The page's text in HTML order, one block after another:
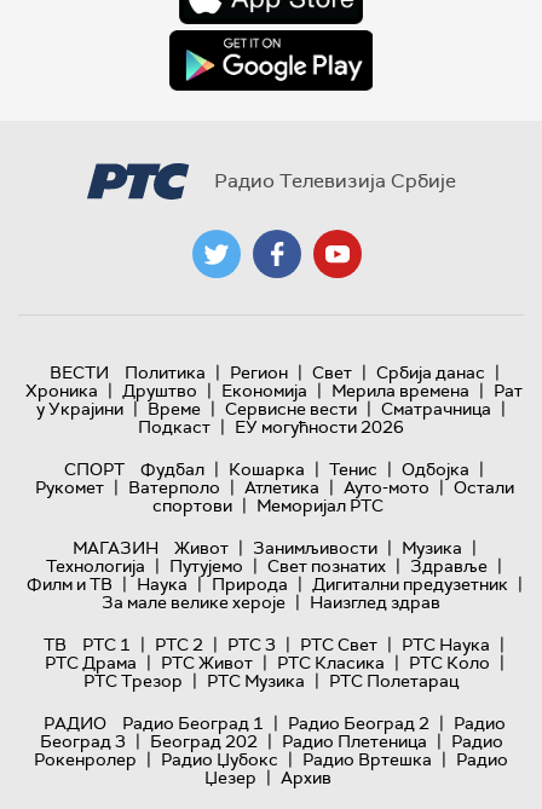
Радио Телевизија Србије
ВЕСТИ Политика | Регион | Свет | Србија данас |
Хроника | Друштво | Економија | Мерила времена | Рат
у Украјини | Време | Сервисне вести | Сматрачница |
Подкаст | ЕУ могућности 2026
СПОРТ
Фудбал | Кошарка | Тенис | Одбојка |
Рукомет | Ватерполо | Атлетика | Ауто-мото | Остали
спортови | Меморијал РТС
МАГАЗИН
Живот | Занимљивости | Музика |
Технологијa | Путујемо | Свет познатих | Здравље |
Филм и ТВ | Наука | Природа | Дигитални предузетник |
За мале велике хероје | Наизглед здрав
ТВ
РТС 1 | РТС 2 | РТС 3 | РТС Свет | РТС Наука |
РТС Драма | РТС Живот | РТС Класика | РТС Коло |
РТС Трезор | РТС Музика | РТС Полетарац
РАДИО
Радио Београд 1 | Радио Београд 2 | Радио
Београд 3 | Београд 202 | Радио Плетеница | Радио
Рокенролер | Радио Џубокс | Радио Вртешка | Радио
Џезер | Архив